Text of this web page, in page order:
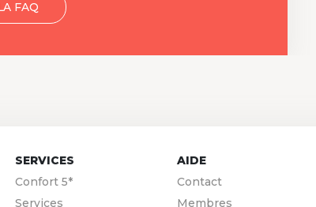
FAQ
SERVICES
Confort 5*
Services
AIDE
Contact
Membres